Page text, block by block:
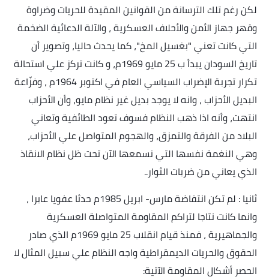
لكن رغم تلك الترسانة من القوانين المقيدة للحريات وضراوة
وقهر جهاز الأمن والأحلاف العسكرية ، والآلة الدعائية الضخمة
التي كانت تعني "بغسيل المخ"، كما يحدث حاليا، وتصوير أن
تاريخ السودان يبدأ ب 25 مايو 1969م، و كانت تركز علي استحالة
تكرار تجربة الإضراب السياسي العام في اكتوبر 1964م ، وفزّاعة
البديل الأحزاب ، وانه لا يوجد بديل غير نظام مايو، وأن الأحزاب
انتهت، وأنه اذا ذهب النظام فسوف تعود الطائفية وتعاني
البلاد من الفرقة والتمزق، والهجوم المتواصل علي الأحزاب،
وهي النغمة نفسها التي نسمعها الآن تحت ظل نظام الانقاذ
الذي يعاني من ضربات الثوار..
ثانيا : لم تكن انتفاضة مارس- ابريل 1985م حدثا عفويا عابرا ،
وانما كانت نتاجا لتراكم المقاومة المتواصلة العسكرية
والجماهيرية ، فمنذ قيام انقلاب 25 مايو 1969م الذي صادر
الحقوق والحريات الديمقراطية واجه النظام علي سبيل المثال لا
الحصر أشكال المقاومة الآتية: